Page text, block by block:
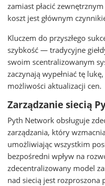
zamiast płacić
koszt jest głównym
Kluczem do przyszłego
szybkość — tradycyjne
swoim scentralizowanym
zaczynają wypełniać tę
możliwości aktualizacji cen.
Zarządzanie siecią
Pyth Network obsługuje
zarządzania, który
umożliwiając wszystkim
bezpośredni wpływ na
zdecentralizowany model
nad siecią jest